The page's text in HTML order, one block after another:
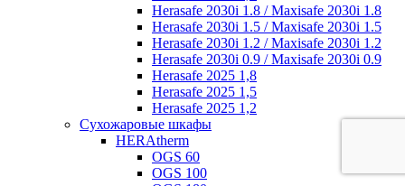
Herasafe 2030i 1.8 / Maxisafe 2030i 1.8
Herasafe 2030i 1.5 / Maxisafe 2030i 1.5
Herasafe 2030i 1.2 / Maxisafe 2030i 1.2
Herasafe 2030i 0.9 / Maxisafe 2030i 0.9
Herasafe 2025 1,8
Herasafe 2025 1,5
Herasafe 2025 1,2
Сухожаровые шкафы
HERAtherm
OGS 60
OGS 100